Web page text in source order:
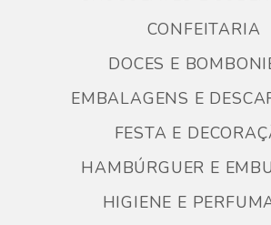
CONFEITARIA
DOCES E
EMBALAGENS E
FESTA E
HAMBÚRGUER E
HIGIENE E